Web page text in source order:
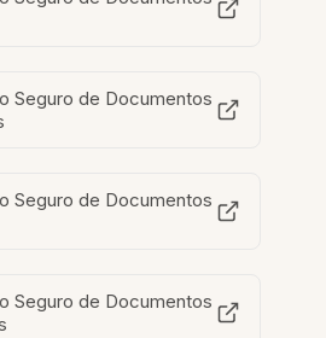
Seguro de Documentos
Seguro de Documentos
Seguro de Documentos